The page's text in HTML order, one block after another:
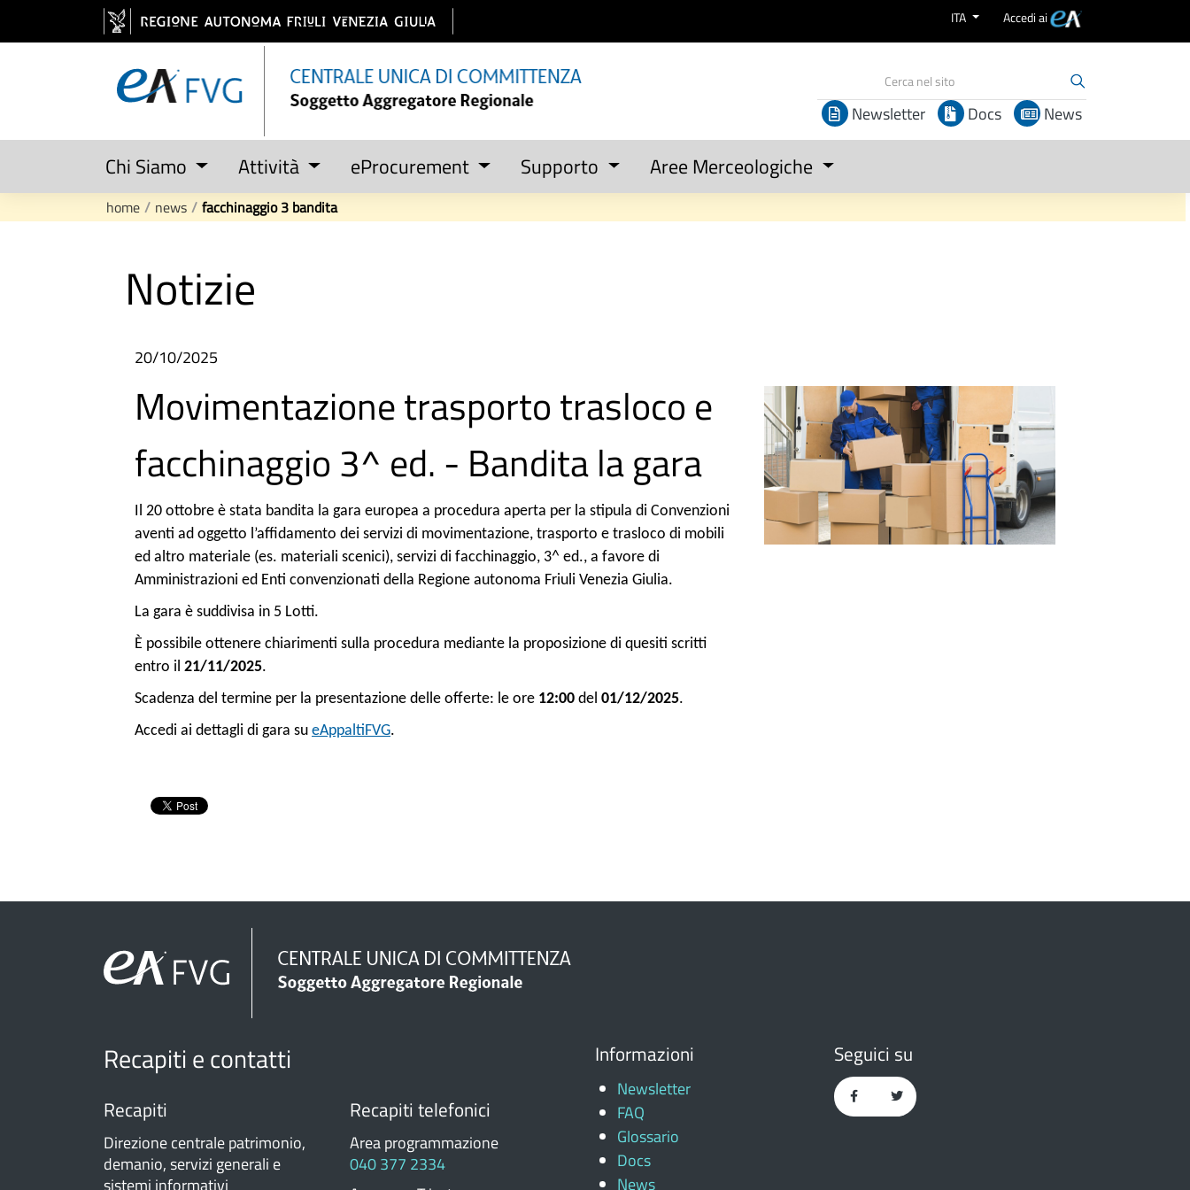
Zum Inhalt wechseln ITA Accedi ai
Newsletter Docs News
Chi Siamo Attività eProcurement Supporto Aree Merceologiche
home / news / facchinaggio 3 bandita
Notizie
20/10/2025
Movimentazione trasporto trasloco e
facchinaggio 3^ ed. - Bandita la gara
Il 20 ottobre è stata bandita la gara europea a procedura aperta per la stipula di Convenzioni
aventi ad oggetto l’affidamento dei servizi di movimentazione, trasporto e trasloco di mobili
ed altro materiale (es. materiali scenici), servizi di facchinaggio, 3^ ed., a favore di
Amministrazioni ed Enti convenzionati della Regione autonoma Friuli Venezia Giulia.
La gara è suddivisa in 5 Lotti.
È possibile ottenere chiarimenti sulla procedura mediante la proposizione di quesiti scritti
entro il 21/11/2025.
Scadenza del termine per la presentazione delle offerte: le ore 12:00 del 01/12/2025.
Accedi ai dettagli di gara su eAppaltiFVG.
Recapiti e contatti
Recapiti
Direzione centrale patrimonio,
demanio, servizi generali e
Recapiti telefonici
Area programmazione
040 377 2334
Informazioni
Newsletter
FAQ
Glossario
Docs
News
Seguici su